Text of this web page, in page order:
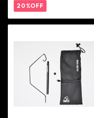
20%OFF